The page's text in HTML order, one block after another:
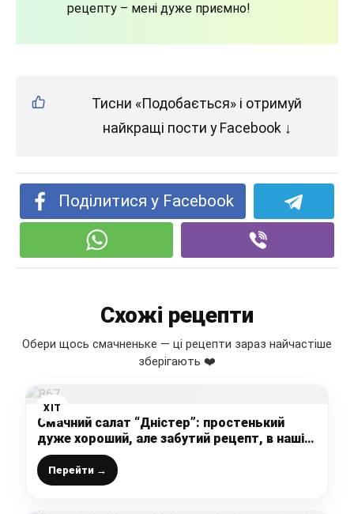
рецепту – мені дуже приємно!
Тисни «Подобається» і отримуй
найкращі пости у Facebook ↓
Поділитися у Facebook
Схожі рецепти
Обери щось смачненьке — ці рецепти зараз найчастіше
зберігають ❤️
ХІТ
Смачний салат “Дністер”: простенький
дуже хороший, але забутий рецепт, в нашій
сім’ї він один з улюблених
Перейти →